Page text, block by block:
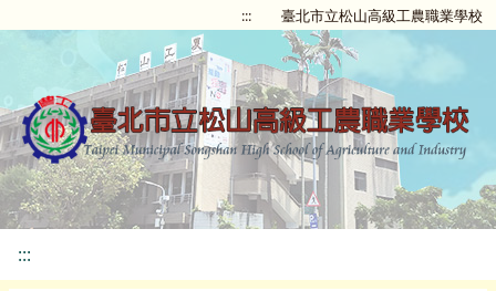
::: 臺北市立松山高級工農職業學校
:::